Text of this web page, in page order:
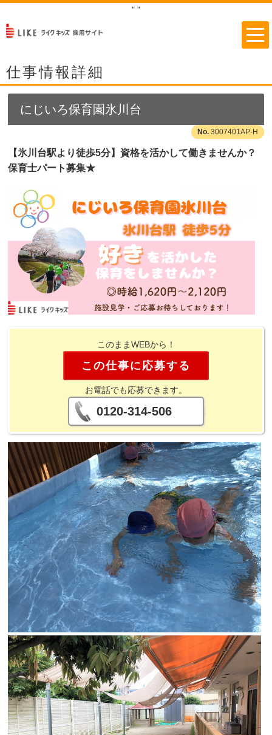
" "
仕事情報詳細
にじいろ保育園氷川台
3007401AP-H
【氷川台駅より徒歩5分】資格を活かして働きませんか？
保育士パート募集★
このままWEBから！
この仕事に応募する
お電話でも応募できます。
0120-314-506